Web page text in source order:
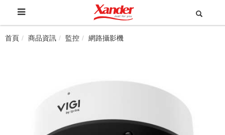
首頁 商品資訊 監控 網路攝影機